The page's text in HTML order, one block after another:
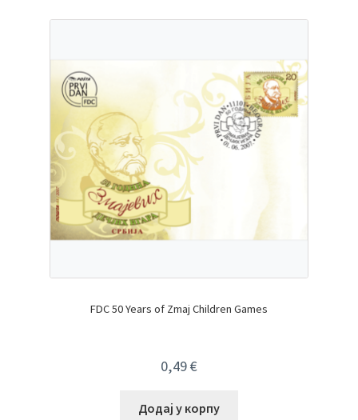
FDC 50 Years of Zmaj Children Games
0,49€
Додај у корпу